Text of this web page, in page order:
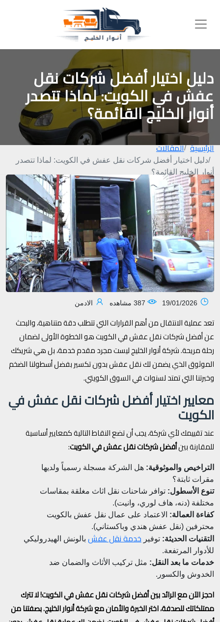
دليل اختيار أفضل شركات نقل
عفش في الكويت: لماذا تتصدر
أنوار الخليج القائمة؟
الرئيسية المقالات
دليل اختيار أفضل شركات نقل عفش في الكويت: لماذا تتصدر
أنوار الخليج القائمة؟
الادمن
تعد عملية الانتقال من أهم القرارات التي تتطلب دقة متناهية، والبحث
عن أفضل شركات نقل عفش في الكويت هو الخطوة الأولى لضمان
رحلة مريحة. شركة أنوار الخليج ليست مجرد مقدم خدمة، بل هي شريكك
الموثوق الذي يضمن لك نقل عفش بدون تكسير بفضل أسطولنا الضخم
وخبرتنا التي تمتد لسنوات في السوق الكويتي.
معايير اختيار أفضل شركات نقل عفش في
الكويت
عند تقييمك لأي شركة، يجب أن تضع النقاط التالية كمعايير أساسية
للمقارنة بينأفضل شركات نقل عفش في الكويت:
التراخيص والموثوقية: هل الشركة مسجلة رسمياً ولديها
مقرات ثابتة؟
تنوع الأسطول: توافر شاحنات نقل اثاث مغلقة بمقاسات
مختلفة (دنه، هاف لوري، وانيت).
كفاءة العمالة: الاعتماد على عمال نقل عفش بالكويت
محترفين (نقل عفش هندي وباكستاني).
التقنيات الحديثة: توفير خدمة نقل عفش بالونش الهيدروليكي
للأدوار المرتفعة.
خدمات ما بعد النقل: مثل تركيب الأثاث والضمان ضد
الخدوش والكسور.
احجز الآن مع الرائد بين أفضل شركات نقل عفش في الكويت! لا تترك
ممتلكاتك للصدفة، اختر الخبرة والأمان مع شركة أنوار الخليج. بصفتنا من